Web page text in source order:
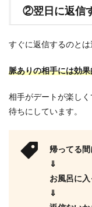
②翌日に返信
すぐに返信するのとは
脈ありの相手には効
相手がデートが楽し
待ちにしています。
帰ってる
⇓
お風呂に
⇓